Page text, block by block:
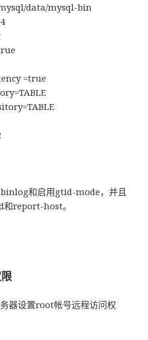
data/mysql-bin
=true
binlog和启用gtid-mode，并且
report-host。
器设置root帐号远程访问权